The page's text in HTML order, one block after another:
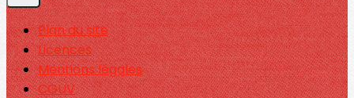
Plan du site
Licences
Mentions légales
CGUV